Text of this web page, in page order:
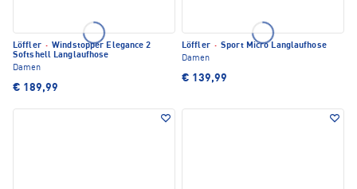
Löffler · Windstopper Elegance 2
Softshell Langlaufhose
Damen
€ 189,99
Löffler · Sport Micro Langlaufhose
Damen
€ 139,99